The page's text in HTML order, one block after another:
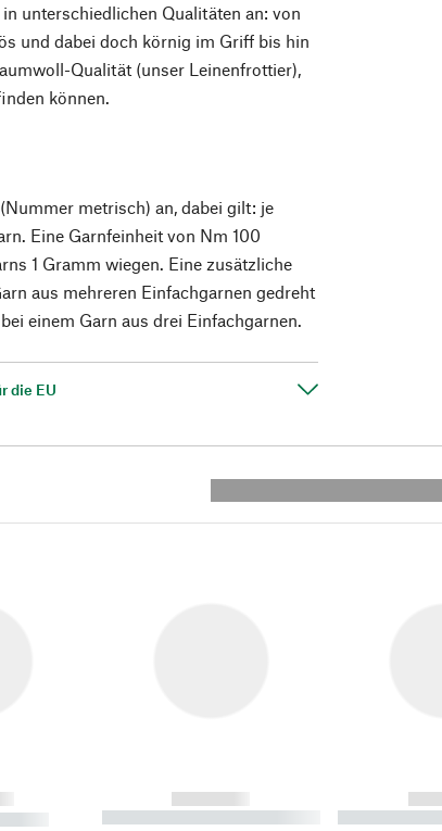
unterschiedlichen Qualitäten an: von
und dabei doch körnig im Griff bis hin
Qualität (unser Leinenfrottier),
können.
metrisch) an, dabei gilt: je
Eine Garnfeinheit von Nm 100
1 Gramm wiegen. Eine zusätzliche
aus mehreren Einfachgarnen gedreht
einem Garn aus drei Einfachgarnen.
die EU
------------
----------- ----------- ----------
-----------